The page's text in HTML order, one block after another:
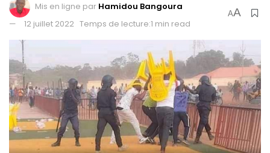
Mis en ligne par Hamidou Bangoura
12 juillet 2022 Temps de lecture:1 min read
AA